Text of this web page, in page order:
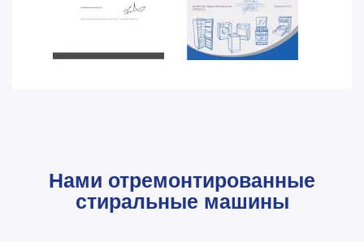
Нами отремонтированные
стиральные машины